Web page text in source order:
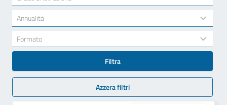
results
available
Annualità
34
results
available
Formato
results
available
Filtra
Azzera filtri